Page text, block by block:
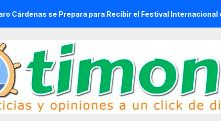
se Prepara para Recibir el Festival Internacional de la